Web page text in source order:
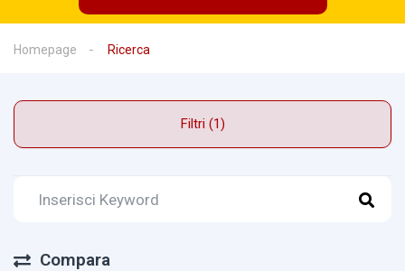
Homepage Ricerca
Filtri (1)
Compara